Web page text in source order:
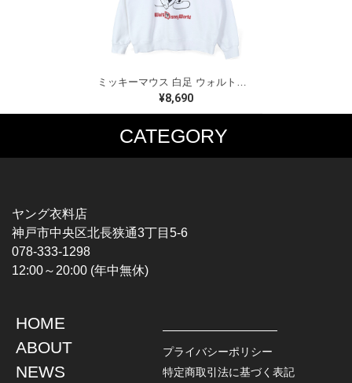
ミッキーマウス 白足 ウォルトディズニーオフィシャル スウェット ホワイト WALT DISNEY WORLD ウォルトディズニーオフィシャル サイズXL相当 古着 CF0995
¥8,690
CATEGORY
MUSIC TEE
HARDCORE / PUNK
PROGLESSIVE ROCK
POPS
SOUL / R&B
T-SHIRTS
CHAMPION
TOPS
L / S SHIRT
S / S SHIRT
JACKET
DENIM
LEATHER
ヤング衣料店
神戸市中央区北長狭通3丁目5-6
078-333-1298
12:00～20:00 (年中無休)
HOME
ABOUT
NEWS
プライバシーポリシー
特定商取引法に基づく表記